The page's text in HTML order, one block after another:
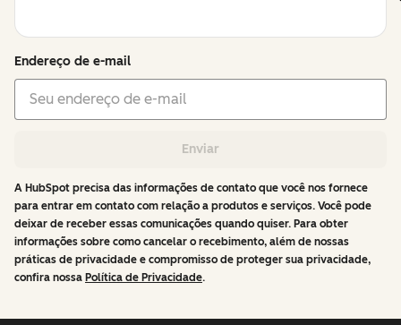
Endereço de e-mail
Enviar
A HubSpot precisa das informações de contato que você nos fornece
para entrar em contato com relação a produtos e serviços. Você pode
deixar de receber essas comunicações quando quiser. Para obter
informações sobre como cancelar o recebimento, além de nossas
práticas de privacidade e compromisso de proteger sua privacidade,
confira nossa Política de Privacidade.